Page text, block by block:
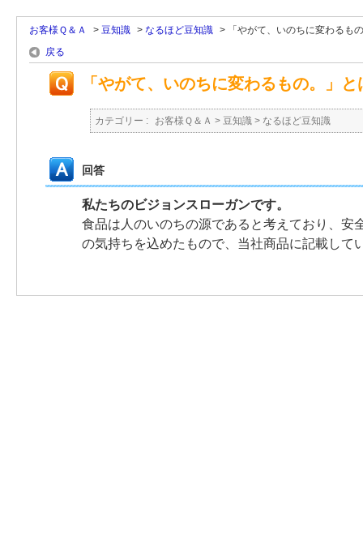
お客様Ｑ＆Ａ > 豆知識 > なるほど豆知識 >
「やがて、いのちに変わるも
戻る
「やがて、いのちに変わるもの。」
カテゴリー : お客様Ｑ＆Ａ > 豆知識 > なるほど豆知識
回答
私たちのビジョンスローガンです。
食品は人のいのちの源であると考えており、安
の気持ちを込めたもので、当社商品に記載して